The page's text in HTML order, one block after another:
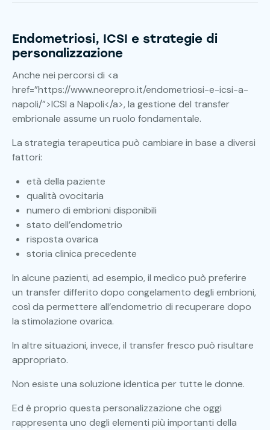
Endometriosi, ICSI e strategie di
personalizzazione
Anche nei percorsi di <a
href=”https://www.neorepro.it/endometriosi-e-icsi-a-
napoli/”>ICSI a Napoli</a>, la gestione del transfer
embrionale assume un ruolo fondamentale.
La strategia terapeutica può cambiare in base a diversi
fattori:
età della paziente
qualità ovocitaria
numero di embrioni disponibili
stato dell’endometrio
risposta ovarica
storia clinica precedente
In alcune pazienti, ad esempio, il medico può preferire
un transfer differito dopo congelamento degli embrioni,
così da permettere all’endometrio di recuperare dopo
la stimolazione ovarica.
In altre situazioni, invece, il transfer fresco può risultare
appropriato.
Non esiste una soluzione identica per tutte le donne.
Ed è proprio questa personalizzazione che oggi
rappresenta uno degli elementi più importanti della